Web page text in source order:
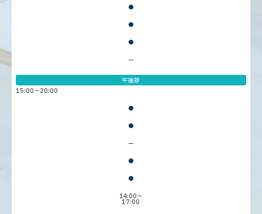
●
●
●
ー
午後診
15:00〜20:00
●
●
ー
●
●
14:00～
17:00